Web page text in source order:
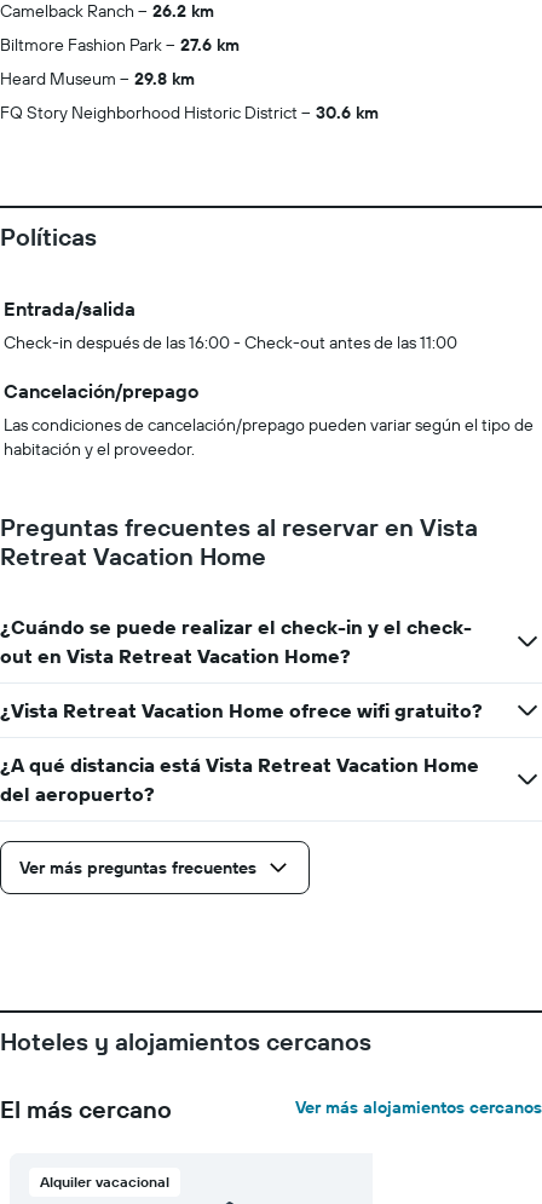
Camelback Ranch
26.2 km
Biltmore Fashion Park
27.6 km
Heard Museum
29.8 km
FQ Story Neighborhood Historic District
30.6 km
Políticas
Entrada/salida
Check-in después de las 16:00 - Check-out antes de las 11:00
Cancelación/prepago
Las condiciones de cancelación/prepago pueden variar según el tipo de
habitación y el proveedor.
Preguntas frecuentes al reservar en Vista
Retreat Vacation Home
¿Cuándo se puede realizar el check-in y el check-
out en Vista Retreat Vacation Home?
¿Vista Retreat Vacation Home ofrece wifi gratuito?
¿A qué distancia está Vista Retreat Vacation Home
del aeropuerto?
Ver más preguntas frecuentes
Hoteles y alojamientos cercanos
El más cercano Ver más alojamientos cercanos
Alquiler vacacional